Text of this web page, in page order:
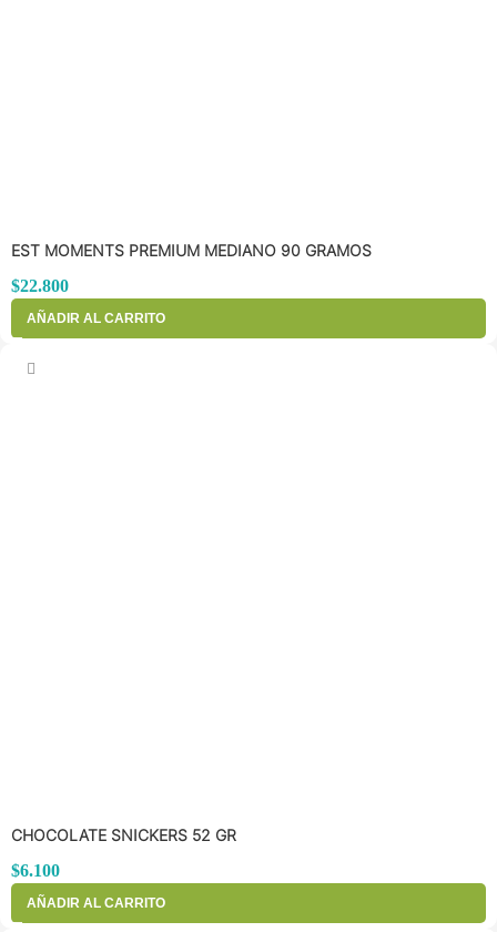
EST MOMENTS PREMIUM MEDIANO 90 GRAMOS
$22.800
AÑADIR AL CARRITO
CHOCOLATE SNICKERS 52 GR
$6.100
AÑADIR AL CARRITO